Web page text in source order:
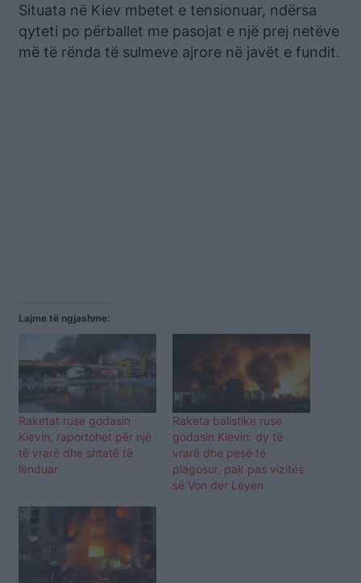
Situata në Kiev mbetet e tensionuar, ndërsa
qyteti po përballet me pasojat e një prej netëve
më të rënda të sulmeve ajrore në javët e fundit.
Lajme të ngjashme:
Raketat ruse godasin
Kievin, raportohet për një
të vrarë dhe shtatë të
lënduar
Raketa balistike ruse
godasin Kievin: dy të
vrarë dhe pesë të
plagosur, pak pas vizitës
së Von der Leyen